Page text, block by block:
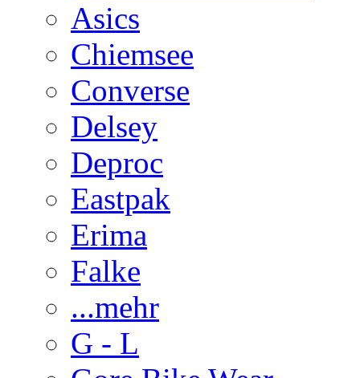
Asics
Chiemsee
Converse
Delsey
Deproc
Eastpak
Erima
Falke
...mehr
G - L